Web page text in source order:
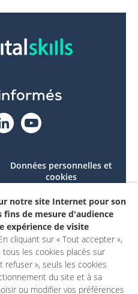
Données personnelles et
cookies
conforme
Mentions légales
notre site Internet pour son
de mesure d'audience
expérience de visite
cliquant sur « Tout accepter »,
les cookies placés sur
refuser », seuls les cookies
du site et à sa
ou modifier vos préférences